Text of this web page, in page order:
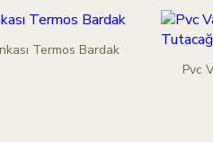
Termos Bardak
Pvc